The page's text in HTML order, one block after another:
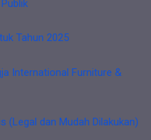
Tahun 2025
International Furniture &
(Legal dan Mudah Dilakukan)